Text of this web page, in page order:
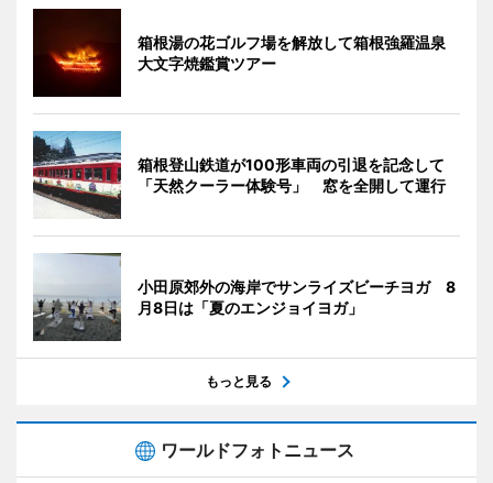
箱根湯の花ゴルフ場を解放して箱根強羅温泉
大文字焼鑑賞ツアー
箱根登山鉄道が100形車両の引退を記念して
「天然クーラー体験号」 窓を全開して運行
小田原郊外の海岸でサンライズビーチヨガ 8
月8日は「夏のエンジョイヨガ」
もっと見る
ワールドフォトニュース